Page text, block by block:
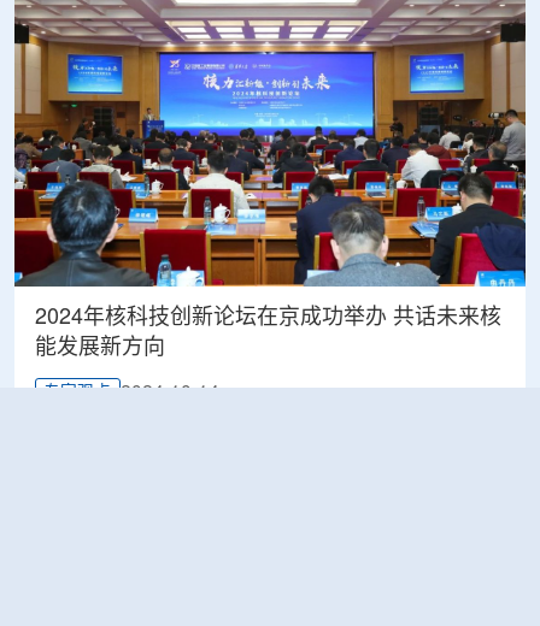
2024年核科技创新论坛在京成功举办 共话未来核
能发展新方向
专家观点 2024-10-14